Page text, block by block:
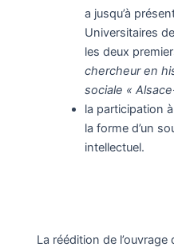
a jusqu’à
Universitaires
les deux
chercheur en
sociale «
la participation
la forme d’un
intellectuel.
La réédition de